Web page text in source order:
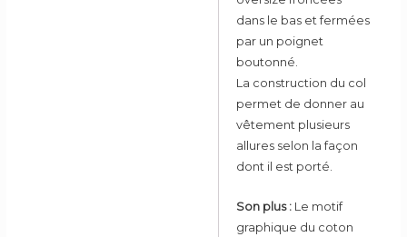
dans le bas et fermées
par un poignet
boutonné.
La construction du col
permet de donner au
vêtement plusieurs
allures selon la façon
dont il est porté.
Son plus :Le motif
graphique du coton